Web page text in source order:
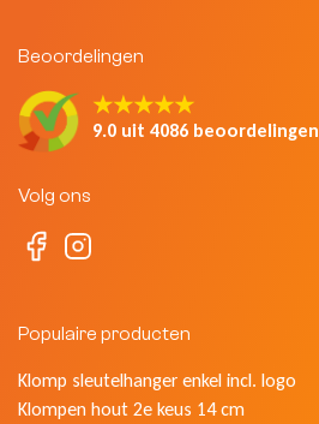
Beoordelingen
★★★★★
9.0 uit 4086 beoordelingen
Volg ons
Populaire producten
Klomp sleutelhanger enkel incl. logo
Klompen hout 2e keus 14 cm